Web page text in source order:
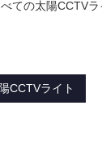
ての太陽CCTV
CCTVライト